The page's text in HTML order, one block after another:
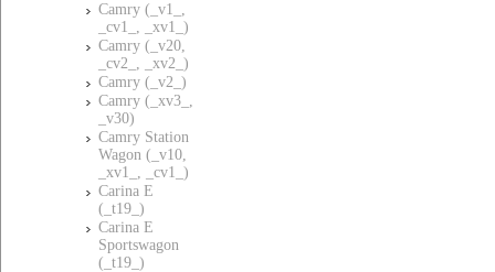
Camry (_v1_,
_cv1_, _xv1_)
Camry (_v20,
_cv2_, _xv2_)
Camry (_v2_)
Camry (_xv3_,
_v30)
Camry Station
Wagon (_v10,
_xv1_, _cv1_)
Carina E
(_t19_)
Carina E
Sportswagon
(_t19_)